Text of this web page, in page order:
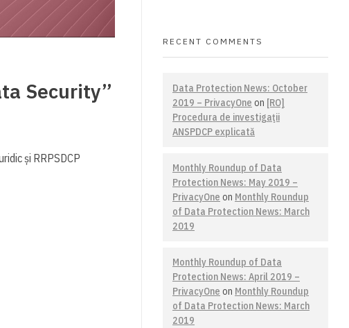
Security”
și RRPSDCP
RECENT COMMENTS
Data Protection News: October
2019 – PrivacyOne on [RO]
Procedura de investigaţii
ANSPDCP explicată
Monthly Roundup of Data
Protection News: May 2019 –
PrivacyOne on Monthly Roundup
of Data Protection News: March
2019
Monthly Roundup of Data
Protection News: April 2019 –
PrivacyOne on Monthly Roundup
of Data Protection News: March
2019